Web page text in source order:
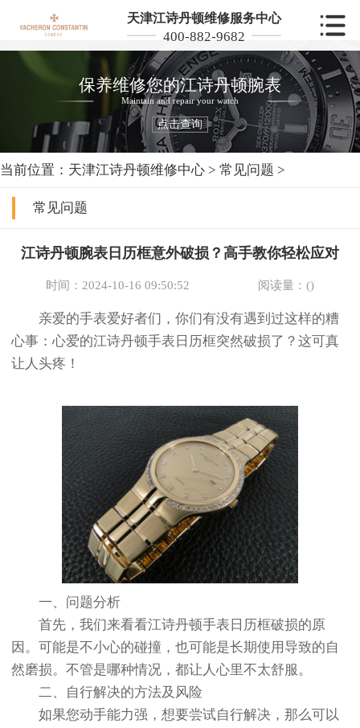
天津江诗丹顿维修服务中心
400-882-9682
保养维修您的江诗丹顿腕表
Maintain and repair your watch
点击查询
当前位置： 天津江诗丹顿维修中心 > 常见问题 >
常见问题
江诗丹顿腕表日历框意外破损？高手教你轻松应对
时间：2024-10-16 09:50:52 阅读量：()
亲爱的手表爱好者们，你们有没有遇到过这样的糟
心事：心爱的江诗丹顿手表日历框突然破损了？这可真
让人头疼！
一、问题分析
首先，我们来看看江诗丹顿手表日历框破损的原
因。可能是不小心的碰撞，也可能是长期使用导致的自
然磨损。不管是哪种情况，都让人心里不太舒服。
二、自行解决的方法及风险
如果您动手能力强，想要尝试自行解决，那么可以